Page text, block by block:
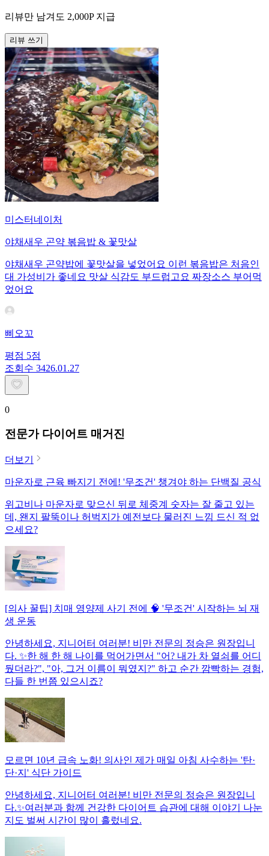
리뷰만 남겨도 2,000P 지급
리뷰 쓰기
미스터네이처
야채새우 곤약 볶음밥 & 꽃맛살
야채새우 곤약밥에 꽃맛살을 넣었어요 이런 볶음밥은 처음인
대 가성비가 좋네요 맛살 식감도 부드럽고요 짜장소스 부어먹
었어요
삐오꼬
평점 5점
조회수 3426.01.27
0
전문가 다이어트 매거진
더보기
마운자로 근육 빠지기 전에! '무조건' 챙겨야 하는 단백질 공식
위고비나 마운자로 맞으신 뒤로 체중계 숫자는 잘 줄고 있는
데, 왠지 팔뚝이나 허벅지가 예전보다 물러진 느낌 드신 적 없
으세요?
[의사 꿀팁] 치매 영양제 사기 전에 🧠 '무조건' 시작하는 뇌 재
생 운동
안녕하세요, 지니어터 여러분! 비만 전문의 정승은 원장입니
다. ✨한 해 한 해 나이를 먹어가면서 "어? 내가 차 열쇠를 어디
뒀더라?", "아, 그거 이름이 뭐였지?" 하고 순간 깜빡하는 경험,
다들 한 번쯤 있으시죠?
모르면 10년 급속 노화! 의사인 제가 매일 아침 사수하는 '탄·
단·지' 식단 가이드
안녕하세요, 지니어터 여러분! 비만 전문의 정승은 원장입니
다.✨여러분과 함께 건강한 다이어트 습관에 대해 이야기 나눈
지도 벌써 시간이 많이 흘렀네요.